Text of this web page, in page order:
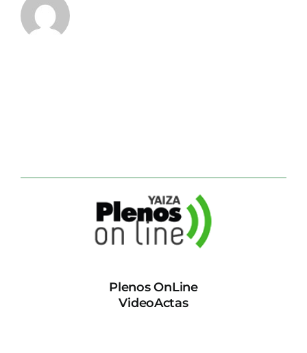
Plenos OnLine
VideoActas